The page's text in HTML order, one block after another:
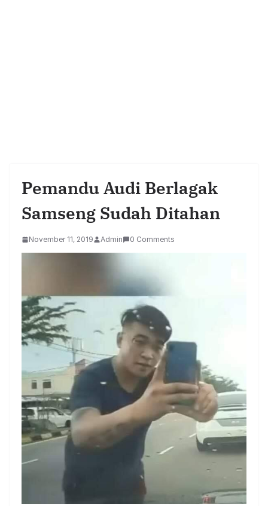
Pemandu Audi Berlagak
Samseng Sudah Ditahan
November 11, 2019 Admin 0 Comments